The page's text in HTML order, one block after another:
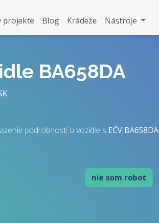
projekte Blog Krádeže Nástroje
BA658DA
podrobností o vozidle s EČV BA658DA
nie som robot